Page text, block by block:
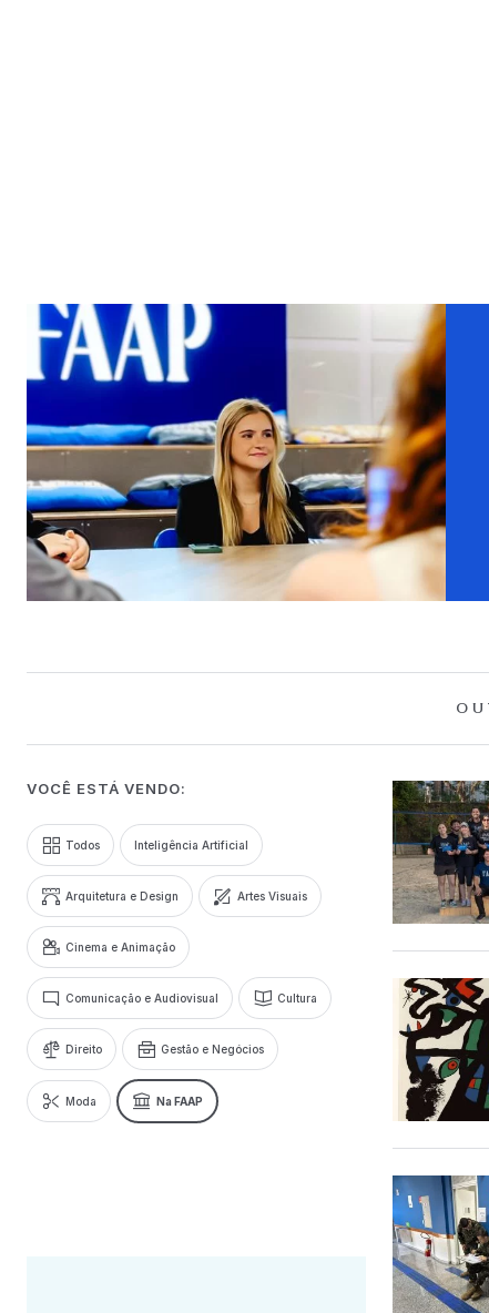
VOCÊ ESTÁ VENDO:
Todos Inteligência Artificial
Arquitetura e Design Artes Visuais
Cinema e Animação
Comunicação e Audiovisual Cultura
Direito Gestão e Negócios
Moda Na FAAP